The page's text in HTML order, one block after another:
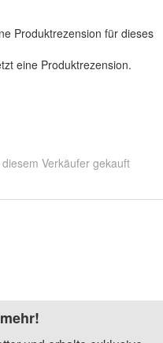
Produktrezension für dieses
eine Produktrezension.
Verkäufer gekauft